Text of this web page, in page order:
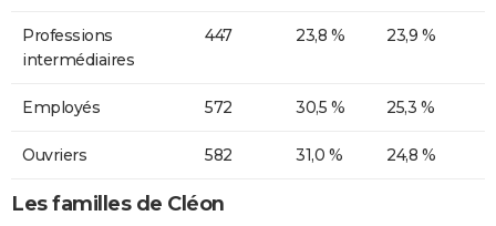
Professions
intermédiaires
447 23,8 % 23,9 %
Employés 572 30,5 % 25,3 %
Ouvriers 582 31,0 % 24,8 %
Les familles de Cléon